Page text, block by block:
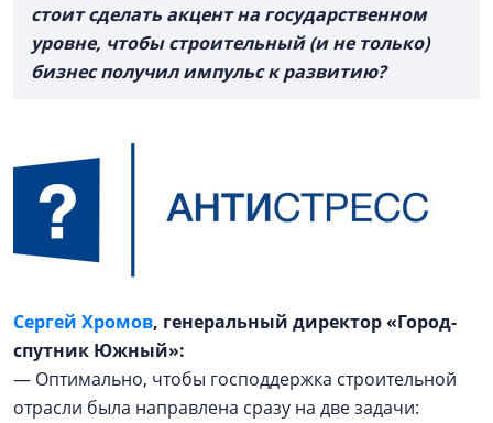
стоит сделать акцент на государственном
уровне, чтобы строительный (и не только)
бизнес получил импульс к развитию?
Сергей Хромов, генеральный директор «Город-
спутник Южный»:
— Оптимально, чтобы господдержка строительной
отрасли была направлена сразу на две задачи: